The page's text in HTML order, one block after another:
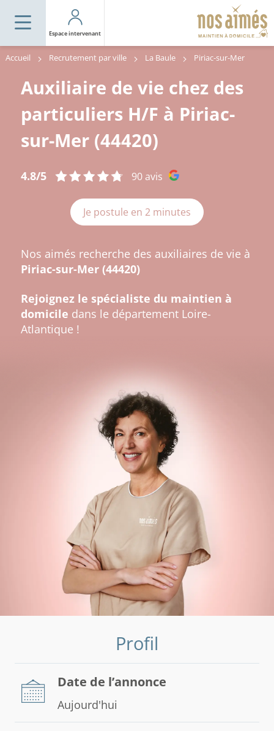
Espace intervenant
Accueil Recrutement par ville La Baule Piriac-sur-Mer
Auxiliaire de vie chez des
particuliers H/F à Piriac-
sur-Mer (44420)
4.8/5 90 avis
Je postule en 2 minutes
Nos aimés recherche des auxiliaires de vie à
Piriac-sur-Mer (44420)
Rejoignez le spécialiste du maintien à
domicile dans le département Loire-
Atlantique !
Profil
Date de l’annonce
Aujourd'hui